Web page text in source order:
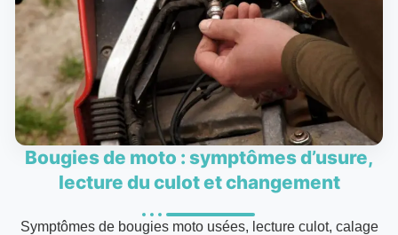
Bougies de moto : symptômes d’usure,
lecture du culot et changement
Symptômes de bougies moto usées, lecture culot, calage